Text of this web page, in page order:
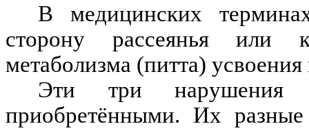
В медицинских
сторону рассеянья или
метаболизма (питта)
Эти три нарушения
приобретёнными. Их